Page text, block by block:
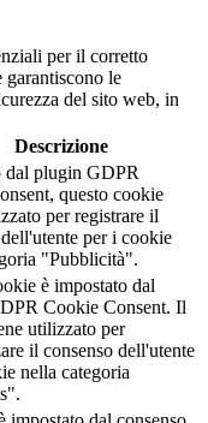
per il corretto
le
del sito web, in
Descrizione
dal plugin GDPR
questo cookie
per registrare il
per i cookie
"Pubblicità".
è impostato dal
Cookie Consent. Il
utilizzato per
il consenso dell'utente
nella categoria